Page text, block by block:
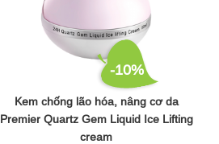
-10%
Kem chống lão hóa, nâng cơ da
Premier Quartz Gem Liquid Ice Lifting
cream